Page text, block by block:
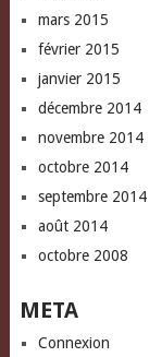
mars 2015
février 2015
janvier 2015
décembre 2014
novembre 2014
octobre 2014
septembre 2014
août 2014
octobre 2008
META
Connexion